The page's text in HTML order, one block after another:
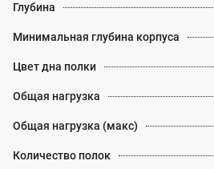
Глубина
Минимальная глубина корпуса
Цвет дна полки
Общая нагрузка
Общая нагрузка (макс)
Количество полок